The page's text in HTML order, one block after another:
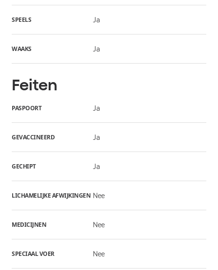
SPEELS Ja
WAAKS Ja
Feiten
PASPOORT Ja
GEVACCINEERD Ja
GECHIPT Ja
LICHAMELIJKE AFWIJKINGEN Nee
MEDICIJNEN Nee
SPECIAAL VOER Nee